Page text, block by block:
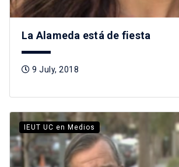
La Alameda está de fiesta
9 July, 2018
IEUT UC en Medios